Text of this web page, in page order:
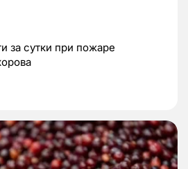
за сутки при пожаре